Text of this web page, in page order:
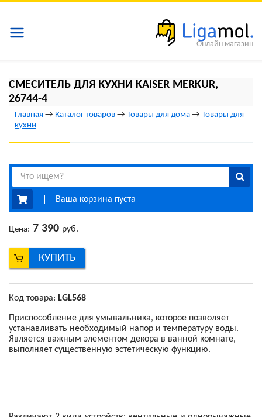
СМЕСИТЕЛЬ ДЛЯ КУХНИ KAISER MERKUR,
26744-4
Главная → Каталог товаров → Товары для дома → Товары для
кухни
Ваша корзина пуста
Цена: 7 390 руб.
КУПИТЬ
Код товара: LGL568
Приспособление для умывальника, которое позволяет
устанавливать необходимый напор и температуру воды.
Является важным элементом декора в ванной комнате,
выполняет существенную эстетическую функцию.
Онлайн магазин